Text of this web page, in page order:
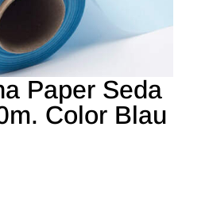
Paper Seda
Color Blau